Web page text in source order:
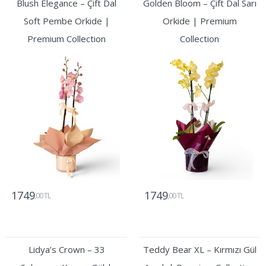
Blush Elegance – Çift Dal
Soft Pembe Orkide |
Premium Collection
1749,00 TL
Golden Bloom – Çift Dal Sarı
Orkide | Premium
Collection
1749,00 TL
Lidya’s Crown – 33
Teddy Bear XL – Kırmızı Gül